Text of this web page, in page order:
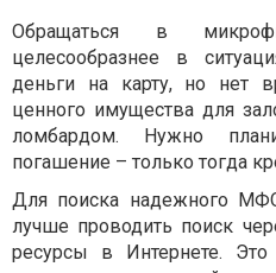
Обращаться в
целесообразнее в
деньги на карту, но нет
ценного имущества для
ломбардом. Нужно
погашение – только тогда
Для поиска надежного
лучше проводить поиск
ресурсы в Интернете. Это